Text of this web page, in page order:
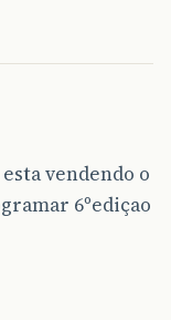
vendendo o
6ºediçao